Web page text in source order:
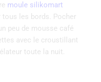
moule silikomart
les bords. Pocher
peu de mousse café
avec le croustillant
toute la nuit.